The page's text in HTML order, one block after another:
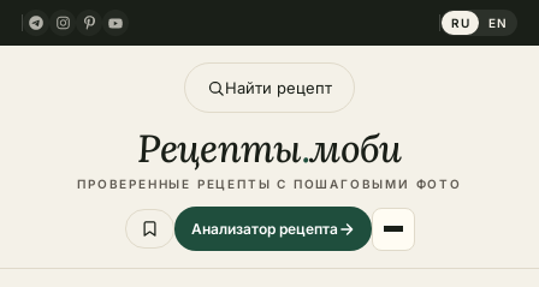
RU EN
Найти рецепт
Рецепты.моби
ПРОВЕРЕННЫЕ РЕЦЕПТЫ С ПОШАГОВЫМИ ФОТО
Анализатор рецепта